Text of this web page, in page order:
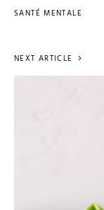
SANTÉ MENTALE
NEXT ARTICLE